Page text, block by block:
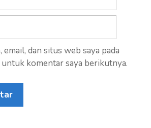
email, dan situs web saya pada
komentar saya berikutnya.